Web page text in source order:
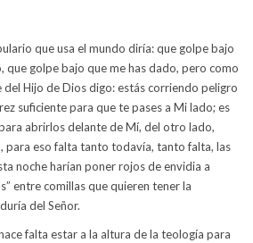
que usa el mundo diría: que golpe bajo
que golpe bajo que me has dado, pero como
del Hijo de Dios digo: estás corriendo peligro
suficiente para que te pases a Mi lado; es
abrirlos delante de Mí, del otro lado,
para eso falta tanto todavía, tanto falta, las
noche harían poner rojos de envidia a
entre comillas que quieren tener la
del Señor.
falta estar a la altura de la teología para